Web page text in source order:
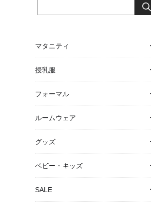
マタニティ
ワンピース
トップス
ボトムス
アウター
パジャマ
授乳服
ワンピース
トップス
授乳ケープ一体型
パジャマ
フォーマル
ワンピース・ドレス
パンツドレス
お宮参り
結婚式・お呼ばれ
ルームウェア
パジャマ
バスローブ
グッズ
抱っこ紐・ヒップシート
授乳ケープ
ベビー・キッズ
ベビー
SALE